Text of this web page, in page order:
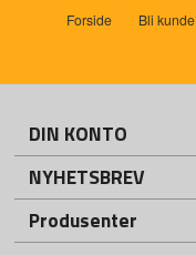
Forside Bli kunde
DIN KONTO
NYHETSBREV
Produsenter